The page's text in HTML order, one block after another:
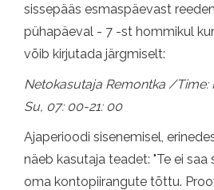
sissepääs esmaspäevast
pühapäeval - 7 -st hommikul
võib kirjutada järgmiselt:
Netokasutaja Remontka /Time:
Su, 07: 00-21: 00
Ajaperioodi sisenemisel,
näeb kasutaja teadet: "Te ei
oma kontopiirangute tõttu.